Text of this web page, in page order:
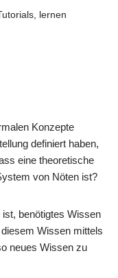
, lernen
Konzepte
definiert haben,
eine theoretische
von Nöten ist?
benötigtes Wissen
Wissen mittels
neues Wissen zu